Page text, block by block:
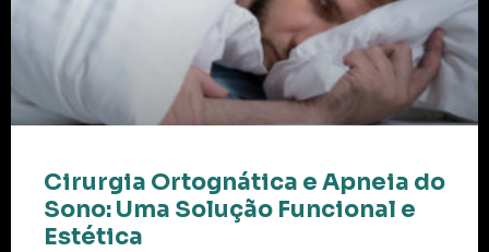
Cirurgia Ortognática e Apneia do
Sono: Uma Solução Funcional e
Estética